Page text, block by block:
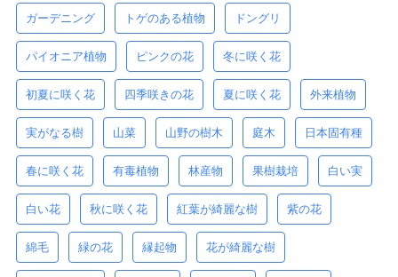
ガーデニング トゲのある植物 ドングリ
パイオニア植物 ピンクの花 冬に咲く花
初夏に咲く花 四季咲きの花 夏に咲く花 外来植物
実がなる樹 山菜 山野の樹木 庭木 日本固有種
春に咲く花 有毒植物 林産物 果樹栽培 白い実
白い花 秋に咲く花 紅葉が綺麗な樹 紫の花
綿毛 緑の花 縁起物 花が綺麗な樹